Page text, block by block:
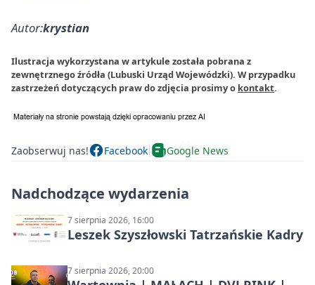
Autor:krystian
Ilustracja wykorzystana w artykule została pobrana z
zewnętrznego źródła (Lubuski Urząd Wojewódzki). W przypadku
zastrzeżeń dotyczących praw do zdjęcia prosimy o kontakt.
Zaobserwuj nas! Facebook Google News
Nadchodzące wydarzenia
7 sierpnia 2026, 16:00
Leszek Szyszłowski Tatrzańskie Kadry
7 sierpnia 2026, 20:00